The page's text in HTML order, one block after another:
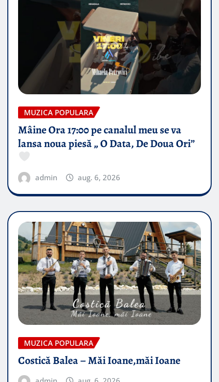
MUZICA POPULARA
Mâine Ora 17:00 pe canalul meu se va
lansa noua piesă „ O Data, De Doua Ori”
admin aug. 6, 2026
MUZICA POPULARA
Costică Balea – Măi Ioane,măi Ioane